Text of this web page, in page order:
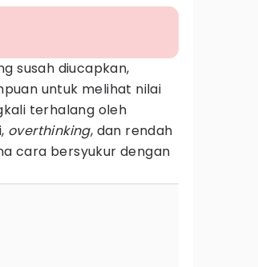
susah diucapkan,
untuk melihat nilai
terhalang oleh
overthinking, dan rendah
cara bersyukur dengan